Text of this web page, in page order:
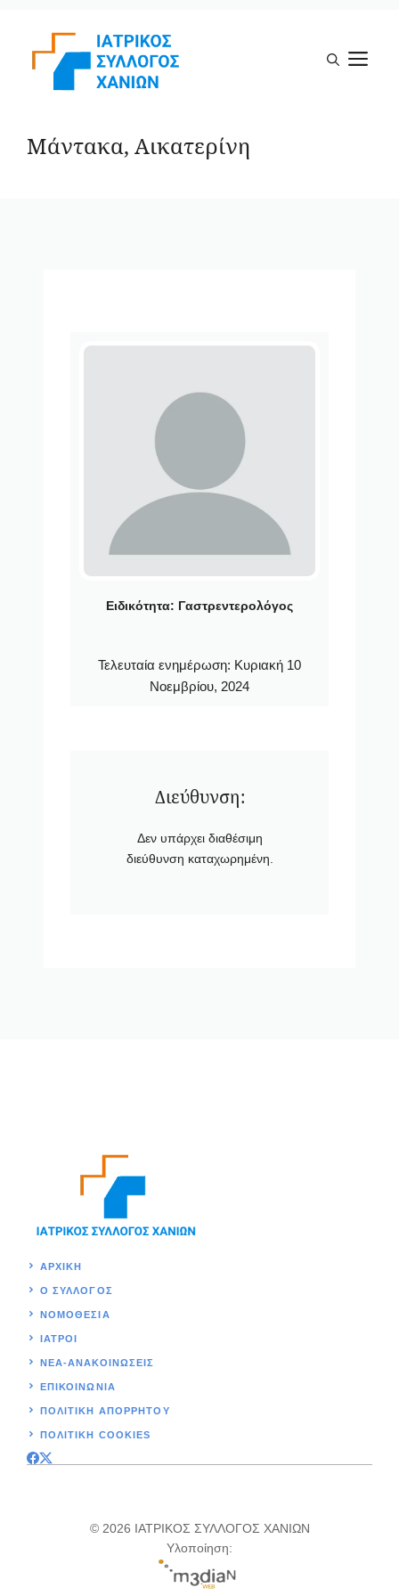
περιεχόμενο
Μάντακα, Αικατερίνη
Ειδικότητα: Γαστρεντερολόγος
Τελευταία ενημέρωση: Κυριακή 10
Νοεμβρίου, 2024
Διεύθυνση:
Δεν υπάρχει διαθέσιμη
διεύθυνση καταχωρημένη.
ΑΡΧΙΚΉ
Ο ΣΥΛΛΟΓΟΣ
ΝΟΜΟΘΕΣΊΑ
ΙΑΤΡΟΙ
ΝΕΑ-ΑΝΑΚΟΙΝΩΣΕΙΣ
ΕΠΙΚΟΙΝΩΝΊΑ
ΠΟΛΙΤΙΚΉ ΑΠΟΡΡΗΤΟΥ
ΠΟΛΙΤΙΚΗ COOKIES
© 2026 ΙΑΤΡΙΚΟΣ ΣΥΛΛΟΓΟΣ ΧΑΝΙΩΝ
Υλοποίηση: